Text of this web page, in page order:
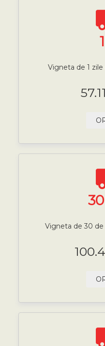
1
Vigneta de 1
30
Vigneta de 30 de